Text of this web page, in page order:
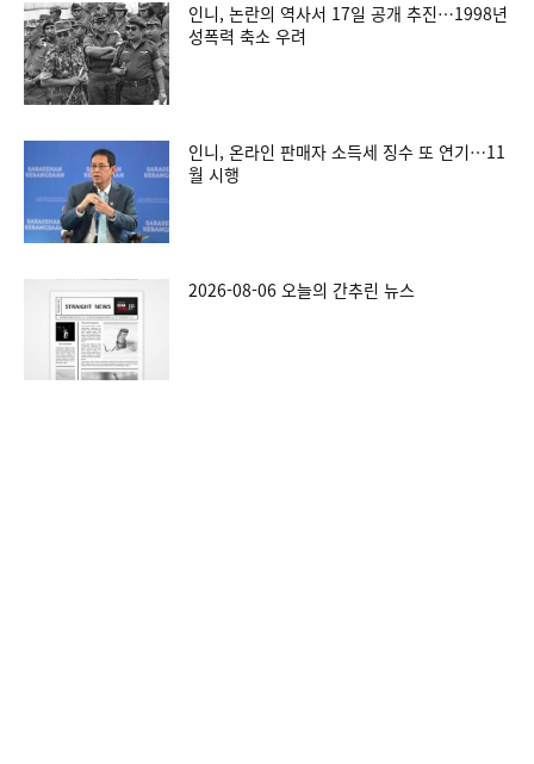
인니, 논란의 역사서 17일 공개 추진…1998년
성폭력 축소 우려
인니, 온라인 판매자 소득세 징수 또 연기…11
월 시행
2026-08-06 오늘의 간추린 뉴스